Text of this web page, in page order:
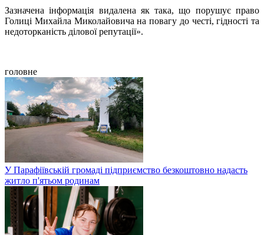
Зазначена інформація видалена як така, що порушує право
Голиці Михайла Миколайовича на повагу до честі, гідності та
недоторканість ділової репутації».
головне
У Парафіївській громаді підприємство безкоштовно надасть
житло п'ятьом родинам